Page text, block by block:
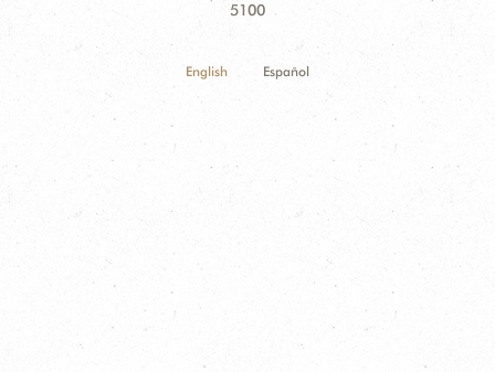
5100
English Español